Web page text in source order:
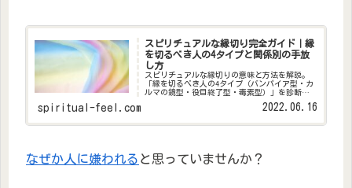
スピリチュアルな縁切り完全ガイド｜縁
を切るべき人の4タイプと関係別の手放
し方
スピリチュアルな縁切りの意味と方法を解説。
「縁を切るべき人の4タイプ（バンパイア型・カ
ルマの鏡型・役目終了型・毒素型）」を診断チ
恋人別の縁切りの作法と、縁切りの後に起こる
spiritual-feel.com 2022.06.16
なぜか人に嫌われる と思っていませんか？